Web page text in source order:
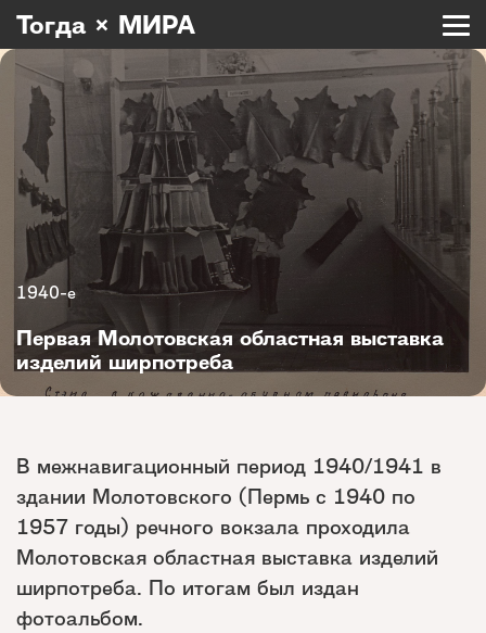
Тогда × МИРА
1940-е
Первая Молотовская областная выставка
изделий ширпотреба
В межнавигационный период 1940/1941 в
здании Молотовского (Пермь с 1940 по
1957 годы) речного вокзала проходила
Молотовская областная выставка изделий
ширпотреба. По итогам был издан
фотоальбом.